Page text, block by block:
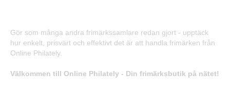
Gör som många andra frimärkssamlare redan gjort - upptäck
hur enkelt, prisvärt och effektivt det är att handla frimärken från
Online Philately.
Välkommen till Online Philately - Din frimärksbutik på nätet!